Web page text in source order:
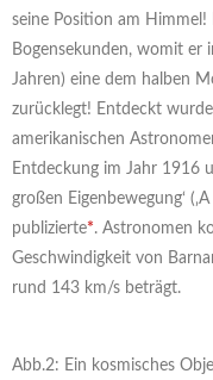
seine Position am
Bogensekunden, womit er
Jahren) eine dem halben
zurücklegt! Entdeckt
amerikanischen
Entdeckung im Jahr 1916
großen Eigenbewegung‘
publizierte*. Astronomen
Geschwindigkeit von
rund 143 km/s beträgt.
Abb.2: Ein kosmisches